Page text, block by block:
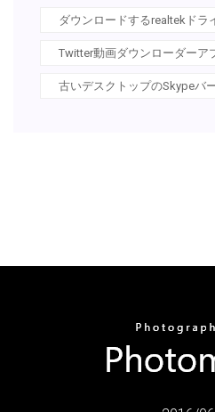
ダウンロードするrealtekドラ
Twitter動画ダウンローダーア
古いデスクトップのSkypeバ